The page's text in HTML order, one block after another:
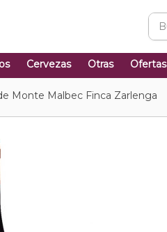
Cervezas Otras Ofertas
Monte Malbec Finca Zarlenga